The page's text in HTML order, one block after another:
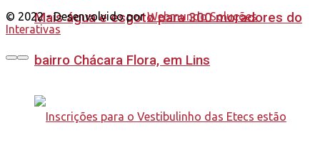
Mais água e esgoto para 300 moradores do
bairro Chácara Flora, em Lins
© 2022 - Desenvolvido porWebmundo Soluções
Interativas